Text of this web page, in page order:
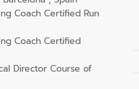
Coach Certified Run
Coach Certified
Director Course of